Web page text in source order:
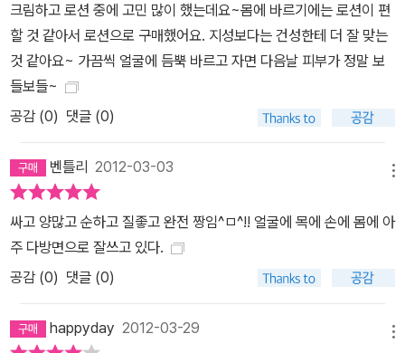
크림하고 로션 중에 고민 많이 했는데요~몸에 바르기에는 로션이 편
할 것 같아서 로션으로 구매했어요. 지성보다는 건성한테 더 잘 맞는
것 같아요~ 가끔씩 얼굴에 듬뿍 바르고 자면 다음날 피부가 정말 보
들보들~
공감 (0) 댓글 (0)
벤틀리 2012-03-03
싸고 양많고 순하고 질좋고 완전 짱임^ㅁ^!! 얼굴에 목에 손에 몸에 아
주 다방면으로 잘쓰고 있다.
공감 (0) 댓글 (0)
happyday 2012-03-29